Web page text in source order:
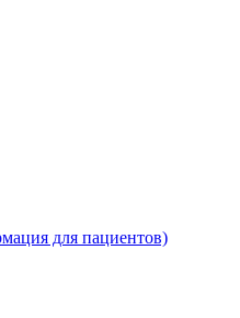
для пациентов)